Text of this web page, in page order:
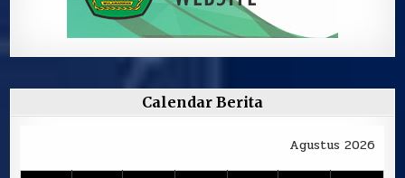
Calendar Berita
Agustus 2026